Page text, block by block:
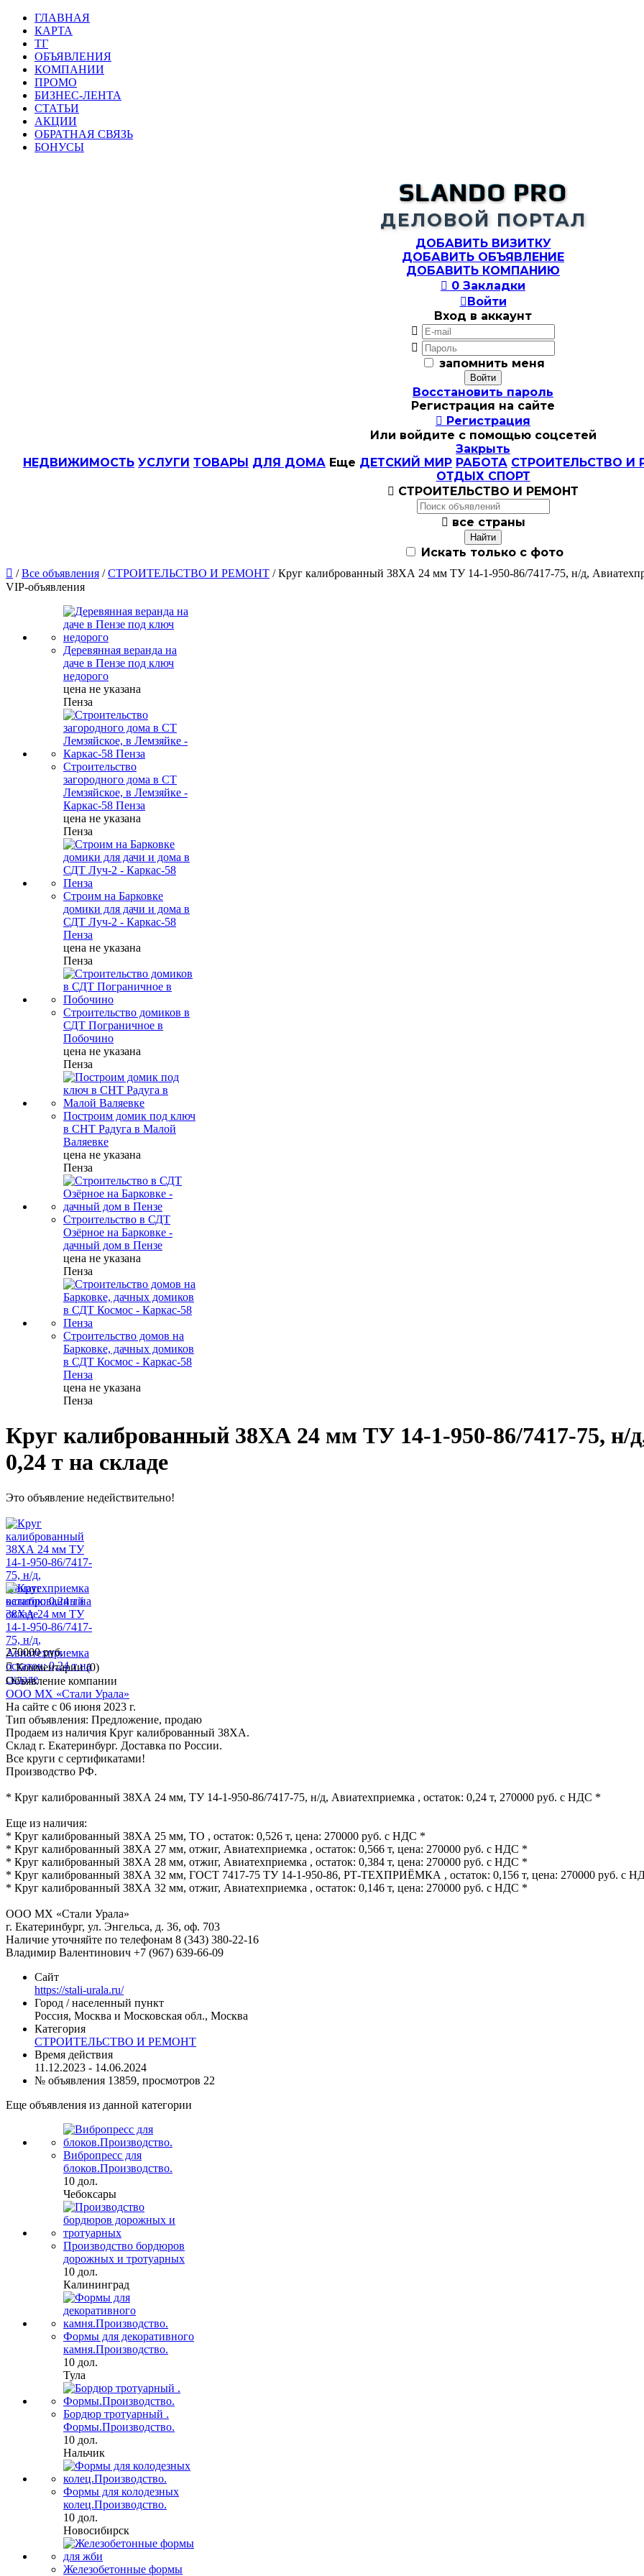
ГЛАВНАЯ
КАРТА
ТГ
ОБЪЯВЛЕНИЯ
КОМПАНИИ
ПРОМО
БИЗНЕС-ЛЕНТА
СТАТЬИ
АКЦИИ
ОБРАТНАЯ СВЯЗЬ
БОНУСЫ
SLANDO PRO
ДЕЛОВОЙ ПОРТАЛ
ДОБАВИТЬ ВИЗИТКУ
ДОБАВИТЬ ОБЪЯВЛЕНИЕ
ДОБАВИТЬ КОМПАНИЮ
 0 Закладки
Войти
Вход в аккаунт


запомнить меня
Восстановить пароль
Регистрация на сайте
 Регистрация
Или войдите с помощью соцсетей
Закрыть
НЕДВИЖИМОСТЬ УСЛУГИ ТОВАРЫ ДЛЯ ДОМА Еще ДЕТСКИЙ МИР РАБОТА СТРОИТЕЛЬСТВО И
ОТДЫХ СПОРТ
 СТРОИТЕЛЬСТВО И РЕМОНТ
 все страны
Искать только с фото
 /Все объявления /СТРОИТЕЛЬСТВО И РЕМОНТ / Круг калиброванный 38ХА 24 мм ТУ 14-1-950-86/7417-75, н/д,
VIP-объявления
Деревянная веранда на
даче в Пензе под ключ
недорого
цена не указана
Пенза
Строительство
загородного дома в СТ
Лемзяйское, в Лемзяйке -
Каркас-58 Пенза
цена не указана
Пенза
Строим на Барковке
домики для дачи и дома в
СДТ Луч-2 - Каркас-58
Пенза
цена не указана
Пенза
Строительство домиков в
СДТ Пограничное в
Побочино
цена не указана
Пенза
Построим домик под ключ
в СНТ Радуга в Малой
Валяевке
цена не указана
Пенза
Строительство в СДТ
Озёрное на Барковке -
дачный дом в Пензе
цена не указана
Пенза
Строительство домов на
Барковке, дачных домиков
в СДТ Космос - Каркас-58
Пенза
цена не указана
Пенза
Круг калиброванный 38ХА 24 мм ТУ 14-1-950-86/7417-75, н/
0,24 т на складе
Это объявление недействительно!
270000 руб.
Комментарии (0)
Объявление компании
ООО МХ «Стали Урала»
На сайте с 06 июня 2023 г.
Тип объявления: Предложение, продаю
Продаем из наличия Круг калиброванный 38ХА.
Склад г. Екатеринбург. Доставка по России.
Все круги с сертификатами!
Производство РФ.
* Круг калиброванный 38ХА 24 мм, ТУ 14-1-950-86/7417-75, н/д, Авиатехприемка , остаток: 0,24 т, 270000 руб. с НДС *
Еще из наличия:
* Круг калиброванный 38ХА 25 мм, ТО , остаток: 0,526 т, цена: 270000 руб. с НДС *
* Круг калиброванный 38ХА 27 мм, отжиг, Авиатехприемка , остаток: 0,566 т, цена: 270000 руб. с НДС *
* Круг калиброванный 38ХА 28 мм, отжиг, Авиатехприемка , остаток: 0,384 т, цена: 270000 руб. с НДС *
* Круг калиброванный 38ХА 32 мм, ГОСТ 7417-75 ТУ 14-1-950-86, РТ-ТЕХПРИЁМКА , остаток: 0,156 т, цена: 270000 руб. с
* Круг калиброванный 38ХА 32 мм, отжиг, Авиатехприемка , остаток: 0,146 т, цена: 270000 руб. с НДС *
ООО МХ «Стали Урала»
г. Екатеринбург, ул. Энгельса, д. 36, оф. 703
Наличие уточняйте по телефонам 8 (343) 380-22-16
Владимир Валентинович +7 (967) 639-66-09
Сайт
https://stali-urala.ru/
Город / населенный пункт
Россия, Москва и Московская обл., Москва
Категория
СТРОИТЕЛЬСТВО И РЕМОНТ
Время действия
11.12.2023 - 14.06.2024
№ объявления 13859, просмотров 22
Еще объявления из данной категории
Вибропресс для
блоков.Производство.
10 дол.
Чебоксары
Производство бордюров
дорожных и тротуарных
10 дол.
Калининград
Формы для декоративного
камня.Производство.
10 дол.
Тула
Бордюр тротуарный .
Формы.Производство.
10 дол.
Нальчик
Формы для колодезных
колец.Производство.
10 дол.
Новосибирск
Железобетонные формы